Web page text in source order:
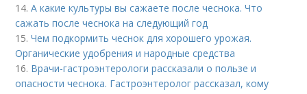
14.А какие культуры вы сажаете после чеснока. Что
сажать после чеснока на следующий год
15.Чем подкормить чеснок для хорошего урожая.
Органические удобрения и народные средства
16. Врачи-гастроэнтерологи рассказали о пользе и
опасности чеснока. Гастроэнтеролог рассказал, кому